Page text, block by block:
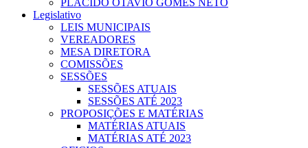
PLACIDO OTAVIO GOMES NETO
Legislativo
LEIS MUNICIPAIS
VEREADORES
MESA DIRETORA
COMISSÕES
SESSÕES
SESSÕES ATUAIS
SESSÕES ATÉ 2023
PROPOSIÇÕES E MATÉRIAS
MATÉRIAS ATUAIS
MATÉRIAS ATÉ 2023